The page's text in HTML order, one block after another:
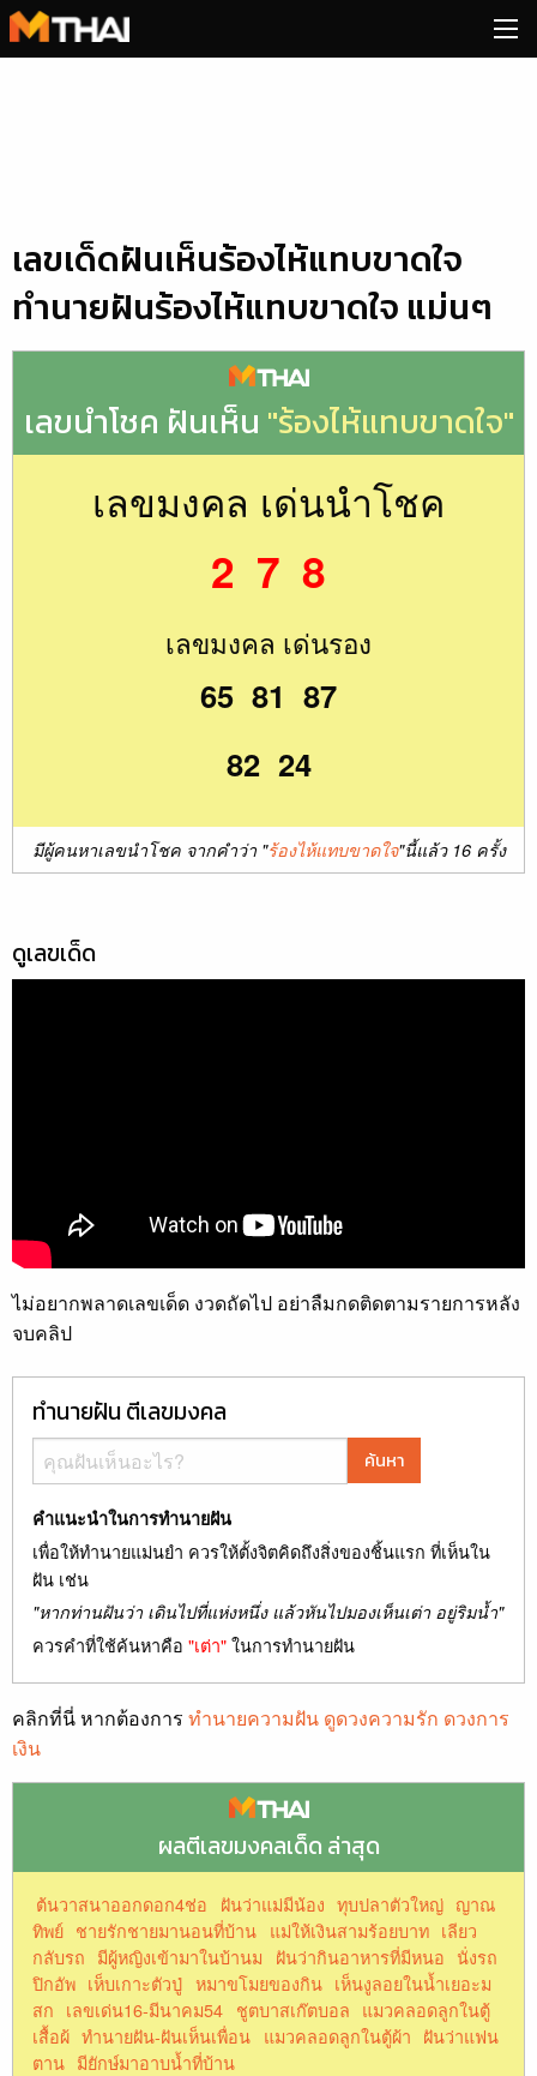
Skip
to
เลขเด็ดฝันเห็นร้องไห้แทบขาดใจ
ทำนายฝันร้องไห้แทบขาดใจ แม่นๆ
เลขนำโชค ฝันเห็น "ร้องไห้แทบขาดใจ"
เลขมงคล เด่นนำโชค
2 7 8
เลขมงคล เด่นรอง
65 81 87
82 24
มีผู้คนหาเลขนำโชค จากคำว่า "ร้องไห้แทบขาดใจ"นี้แล้ว 16 ครั้ง
ดูเลขเด็ด
ไม่อยากพลาดเลขเด็ด งวดถัดไป อย่าลืมกดติดตามรายการหลัง
จบคลิป
ทำนายฝัน ตีเลขมงคล
ค้นหา
คำแนะนำในการทำนายฝัน
เพื่อให้ทำนายแม่นยำ ควรให้ตั้งจิตคิดถึงสิ่งของชิ้นแรก ที่เห็นใน
ฝัน เช่น
"หากท่านฝันว่า เดินไปที่แห่งหนึ่ง แล้วหันไปมองเห็นเต่า อยู่ริมน้ำ"
ควรคำที่ใช้ค้นหาคือ "เต่า"ในการทำนายฝัน
คลิกที่นี่ หากต้องการ ทำนายความฝัน ดูดวงความรัก ดวงการ
เงิน
ผลตีเลขมงคลเด็ด ล่าสุด
ต้นวาสนาออกดอก4ช่อ ฝันว่าแม่มีน้อง ทุบปลาตัวใหญ่ ญาณ
ทิพย์ ชายรักชายมานอนที่บ้าน แม่ให้เงินสามร้อยบาท เลียว
กลับรถ มีผู้หญิงเข้ามาในบ้านม ฝันว่ากินอาหารที่มีหนอ นั่งรถ
ปิกอัพ เห็บเกาะตัวปู่ หมาขโมยของกิน เห็นงูลอยในน้ำเยอะม
สก เลขเด่น16-มีนาคม54 ชูตบาสเก๊ตบอล แมวคลอดลูกในตู้
เสื้อผ้ ทํานายฝัน-ฝันเห็นเพื่อน แมวคลอดลูกในตู้ผ้า ฝันว่าแฟน
ตาน มียักษ์มาอาบน้ำที่บ้าน